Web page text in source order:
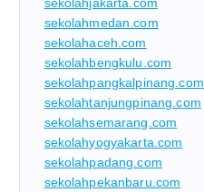
sekolahjakarta.com
sekolahmedan.com
sekolahaceh.com
sekolahbengkulu.com
sekolahpangkalpinang.com
sekolahtanjungpinang.com
sekolahsemarang.com
sekolahyogyakarta.com
sekolahpadang.com
sekolahpekanbaru.com